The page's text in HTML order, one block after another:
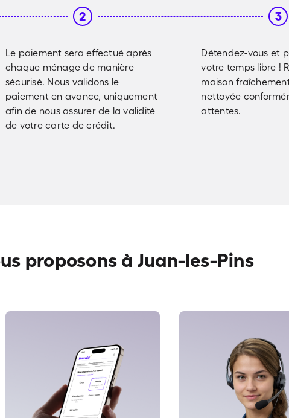
2
Le paiement sera effectué après
chaque ménage de manière
sécurisé. Nous validons le
paiement en avance, uniquement
afin de nous assurer de la validité
de votre carte de crédit.
3
Détendez-vous et
votre temps libre !
maison
nettoyée
attentes.
proposons à Juan-les-Pins